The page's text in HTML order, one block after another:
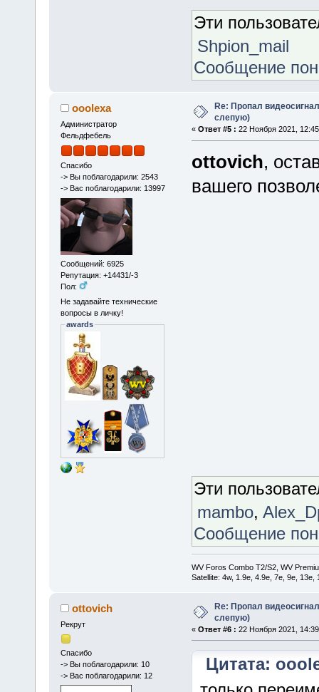
Эти
Shpion_mail
Сообщение
ooolexa
Администратор
Фельдфебель
Спасибо
-> Вы поблагодарили: 2543
-> Вас поблагодарили: 13997
Сообщений: 6925
Репутация: +14431/-3
Пол:
Не задавайте технические
вопросы в личку!
awards
Re: Пропал
слепую)
« Ответ #5 : 22 Ноября 2021,
ottovich,
вашего
Эти
mambo,
Сообщение
WV Foros Combo T2/S2, WV
Satellite: 4w, 1.9е, 4.9e, 7e, 9e,
ottovich
Рекрут
Спасибо
-> Вы поблагодарили: 10
-> Вас поблагодарили: 12
Re: Пропал
слепую)
« Ответ #6 : 22 Ноября 2021,
Цитата: